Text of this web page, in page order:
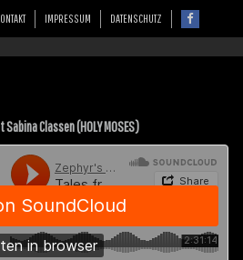
IMPRESSUM DATENSCHUTZ
Classen (HOLY MOSES)